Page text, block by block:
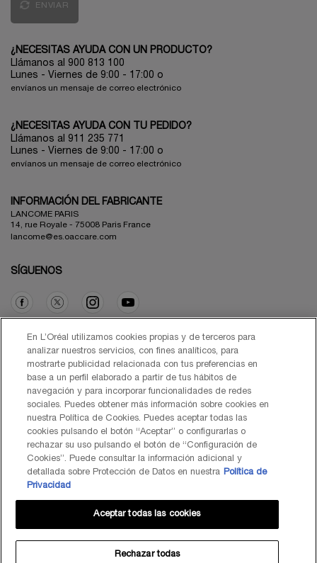
ENVIAR
¿NECESITAS AYUDA CON UN PRODUCTO?
Llámanos al 900 813 100
Lunes - Viernes de 9:00 - 17:00 o
envíanos un mensaje de correo electrónico
¿NECESITAS AYUDA CON TU PEDIDO?
Llámanos al 911 235 771
Lunes - Viernes de 9:00 - 17:00 o
envíanos un mensaje de correo electrónico
INFORMACIÓN DEL FABRICANTE
LANCOME PARIS
14, rue Royale - 75008 Paris France
lancome@es.oaccare.com
SÍGUENOS
Opción de compra
€ - ES (ES)
© Lancôme 2026
Black Friday
En L’Oréal utilizamos cookies propias y de terceros para
analizar nuestros servicios, con fines analíticos, para
mostrarte publicidad relacionada con tus preferencias en
base a un perfil elaborado a partir de tus hábitos de
navegación y para incorporar funcionalidades de redes
sociales. Puedes obtener más información sobre cookies en
nuestra Política de Cookies. Puedes aceptar todas las
cookies pulsando el botón “Aceptar” o configurarlas o
rechazar su uso pulsando el botón de “Configuración de
Cookies”. Puede consultar la información adicional y
detallada sobre Protección de Datos en nuestra Política de
Privacidad
Rechazar todas
Aceptar todas las cookies